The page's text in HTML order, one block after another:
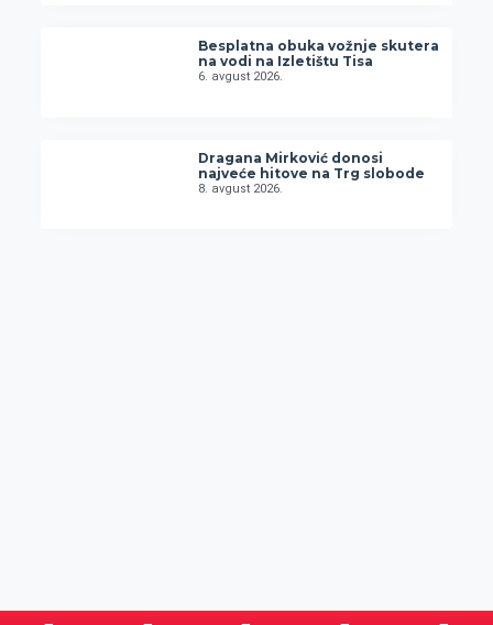
Besplatna obuka vožnje skutera
na vodi na Izletištu Tisa
6. avgust 2026.
Dragana Mirković donosi
najveće hitove na Trg slobode
8. avgust 2026.